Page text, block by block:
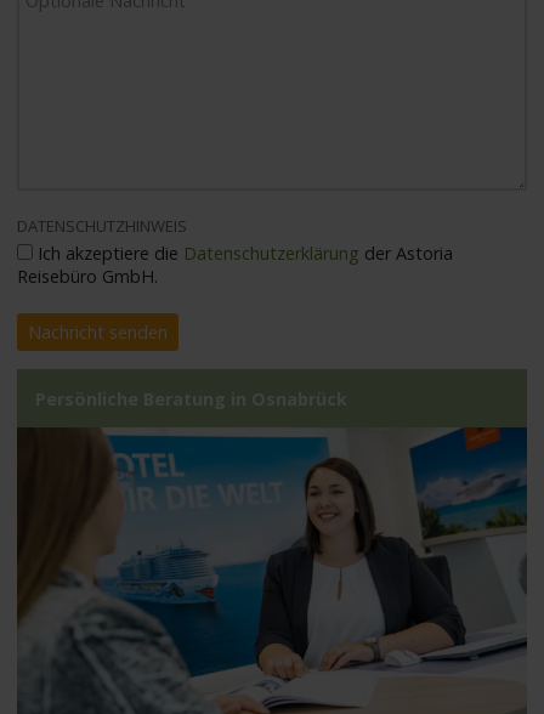
DATENSCHUTZHINWEIS
Ich akzeptiere die Datenschutzerklärung der Astoria
Reisebüro GmbH.
Persönliche Beratung in Osnabrück